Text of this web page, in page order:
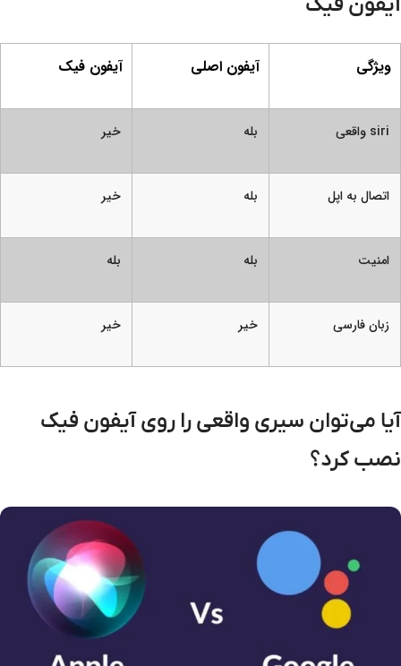
آیفون فیک
ویژگی آیفون اصلی آیفون فیک
siri واقعی بله خیر
اتصال به اپل بله خیر
امنیت بله بله
زبان فارسی خیر خیر
آیا می‌توان سیری واقعی را روی آیفون فیک
نصب کرد؟